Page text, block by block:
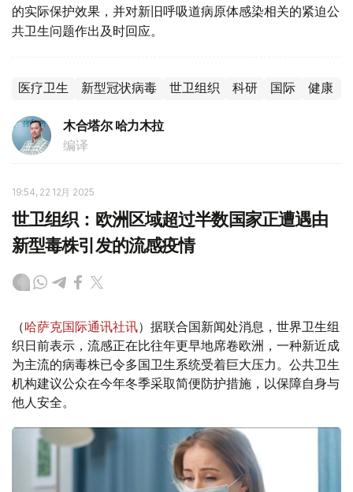
的实际保护效果，并对新旧呼吸道病原体感染相关的紧迫公
共卫生问题作出及时回应。
医疗卫生 新型冠状病毒 世卫组织 科研 国际 健康
木合塔尔 哈力木拉
编译
19:54, 22 12月 2025
世卫组织：欧洲区域超过半数国家正遭遇由
新型毒株引发的流感疫情
（哈萨克国际通讯社讯）据联合国新闻处消息，世界卫生组
织日前表示，流感正在比往年更早地席卷欧洲，一种新近成
为主流的病毒株已令多国卫生系统受着巨大压力。公共卫生
机构建议公众在今年冬季采取简便防护措施，以保障自身与
他人安全。